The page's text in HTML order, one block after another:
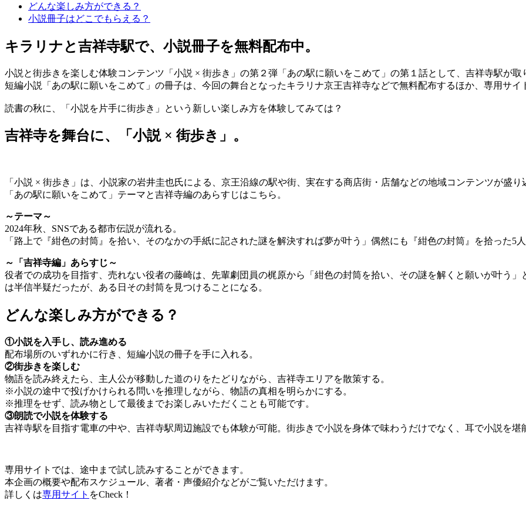
どんな楽しみ方ができる？
小説冊子はどこでもらえる？
キラリナと吉祥寺駅で、小説冊子を無料配布中。
小説と街歩きを楽しむ体験コンテンツ「小説 × 街歩き」の第２弾「あの駅に願いをこめて」の第１話として、吉祥寺駅が取
短編小説「あの駅に願いをこめて」の冊子は、今回の舞台となったキラリナ京王吉祥寺などで無料配布するほか、専用サ
読書の秋に、「小説を片手に街歩き」という新しい楽しみ方を体験してみては？
吉祥寺を舞台に、「小説 × 街歩き」。
「小説 × 街歩き」は、小説家の岩井圭也氏による、京王沿線の駅や街、実在する商店街・店舗などの地域コンテンツが盛
「あの駅に願いをこめて」テーマと吉祥寺編のあらすじはこちら。
～テーマ～
2024年秋、SNSである都市伝説が流れる。
「路上で『紺色の封筒』を拾い、そのなかの手紙に記された謎を解決すれば夢が叶う」偶然にも『紺色の封筒』を拾った5
～「吉祥寺編」あらすじ～
役者での成功を目指す、売れない役者の藤崎は、先輩劇団員の梶原から「紺色の封筒を拾い、その謎を解くと願いが叶う
は半信半疑だったが、ある日その封筒を見つけることになる。
どんな楽しみ方ができる？
①小説を入手し、読み進める
配布場所のいずれかに行き、短編小説の冊子を手に入れる。
②街歩きを楽しむ
物語を読み終えたら、主人公が移動した道のりをたどりながら、吉祥寺エリアを散策する。
※小説の途中で投げかけられる問いを推理しながら、物語の真相を明らかにする。
※推理をせず、読み物として最後までお楽しみいただくことも可能です。
③朗読で小説を体験する
吉祥寺駅を目指す電車の中や、吉祥寺駅周辺施設でも体験が可能。街歩きで小説を身体で味わうだけでなく、耳で小説を
専用サイトでは、途中まで試し読みすることができます。
本企画の概要や配布スケジュール、著者・声優紹介などがご覧いただけます。
詳しくは専用サイト をCheck！